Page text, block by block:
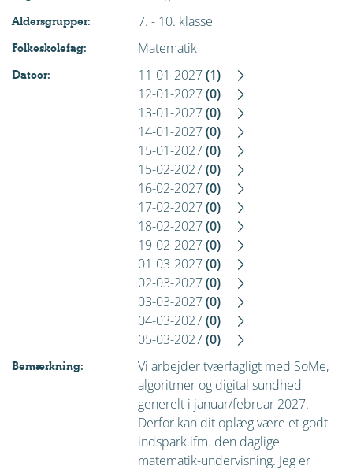
Aldersgrupper: 7. - 10. klasse
Folkeskolefag: Matematik
Datoer: 11-01-2027(1)
12-01-2027(0)
13-01-2027(0)
14-01-2027(0)
15-01-2027(0)
15-02-2027(0)
16-02-2027(0)
17-02-2027(0)
18-02-2027(0)
19-02-2027(0)
01-03-2027(0)
02-03-2027(0)
03-03-2027(0)
04-03-2027(0)
05-03-2027(0)
Bemærkning:
Vi arbejder tværfagligt med SoMe,
algoritmer og digital sundhed
generelt i januar/februar 2027.
Derfor kan dit oplæg være et godt
indspark ifm. den daglige
matematik-undervisning. Jeg er